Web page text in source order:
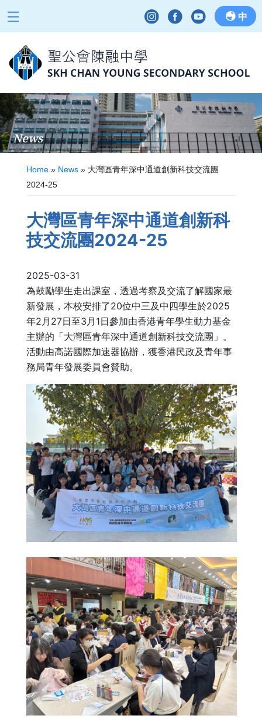
中
News
Home » News » 大灣區青年深中通道創新科技交流團
2024-25
大灣區青年深中通道創新科
技交流團2024-25
2025-03-31
為鼓勵學生走出課室，透過考察及交流了解國家最
新發展，本校安排了20位中三及中四學生於2025
年2月27日至3月1日參加由香港青年學生動力基金
主辦的「大灣區青年深中通道創新科技交流團」。
活動由高諾國際加速器協辦，獲香港民政及青年事
務局青年發展委員會贊助。